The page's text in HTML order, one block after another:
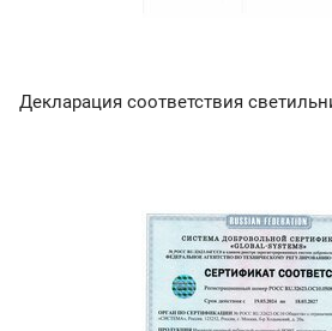
Декларация соответствия